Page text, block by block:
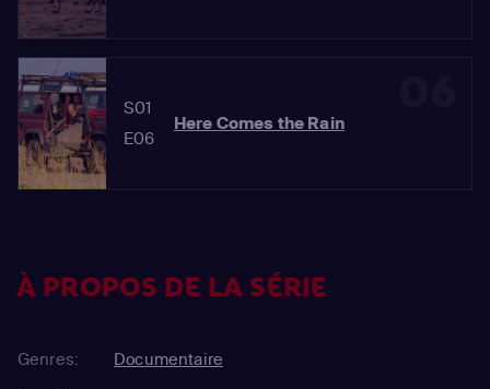
S01
E06
Here Comes the Rain
À PROPOS DE LA SÉRIE
Genres:
Documentaire